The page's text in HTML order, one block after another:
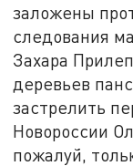
заложены
следования
Захара
деревьев
застрелить
Новороссии
пожалуй,